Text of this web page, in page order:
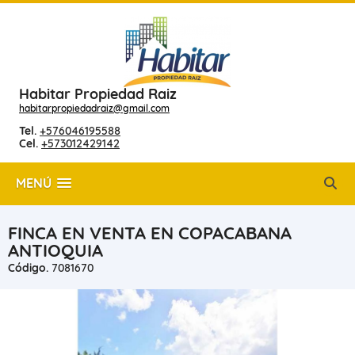
Habitar Propiedad Raiz
habitarpropiedadraiz@gmail.com
Tel. +576046195588
Cel. +573012429142
MENÚ
FINCA EN VENTA EN COPACABANA
ANTIOQUIA
Código. 7081670